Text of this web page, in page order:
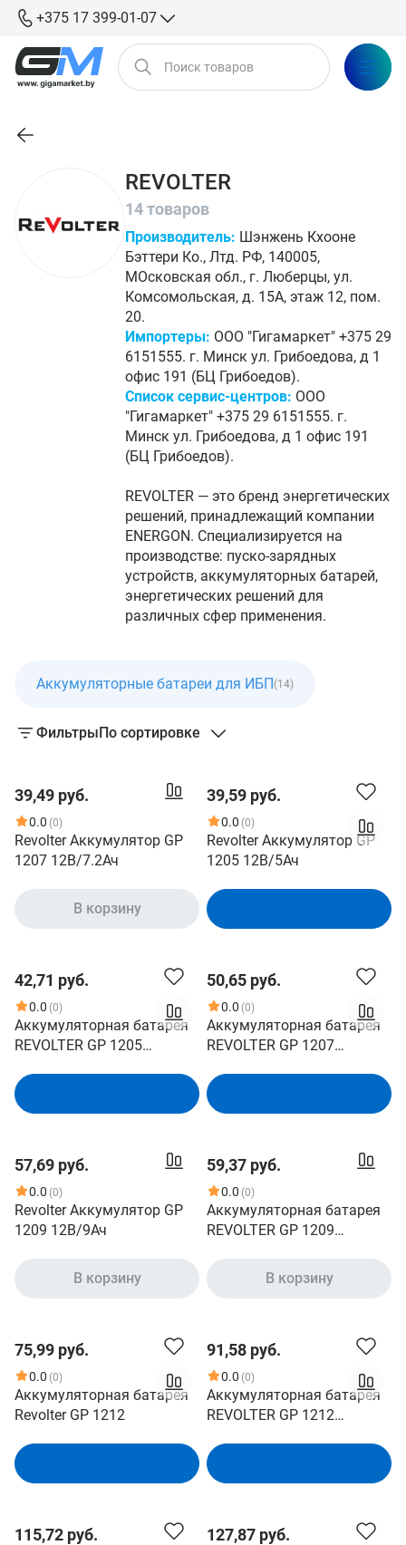
+375 17 399-01-07
REVOLTER
14 товаров
Производитель: Шэнжень Кхооне
Бэттери Ко., Лтд. РФ, 140005,
МОсковская обл., г. Люберцы, ул.
Комсомольская, д. 15А, этаж 12, пом.
20.
Импортеры: ООО "Гигамаркет" +375 29
6151555. г. Минск ул. Грибоедова, д 1
офис 191 (БЦ Грибоедов).
Список сервис-центров: ООО
"Гигамаркет" +375 29 6151555. г.
Минск ул. Грибоедова, д 1 офис 191
(БЦ Грибоедов).
REVOLTER — это бренд энергетических
решений, принадлежащий компании
ENERGON. Специализируется на
производстве: пуско-зарядных
устройств, аккумуляторных батарей,
энергетических решений для
различных сфер применения.
Аккумуляторные батареи для ИБП(14)
ФильтрыПо сортировке
39,49 руб.
0.0 (0)
Revolter Аккумулятор GP
1207 12B/7.2Ач
В корзину
39,59 руб.
0.0 (0)
Revolter Аккумулятор GP
1205 12B/5Ач
42,71 руб.
0.0 (0)
Аккумуляторная батарея
REVOLTER GP 1205
5Ач, клемма F2 ДхШхВ:
90х70х102мм Полная
5лет; Гарантия 1год
(4614040020014)
50,65 руб.
0.0 (0)
Аккумуляторная батарея
REVOLTER GP 1207
7,2Ач, клемма F2 ДхШхВ:
150х65х94мм Полная
5лет; Гарантия 1год
(4614040020015)
57,69 руб.
0.0 (0)
Revolter Аккумулятор GP
1209 12B/9Ач
В корзину
59,37 руб.
0.0 (0)
Аккумуляторная батарея
REVOLTER GP 1209
9Ач, клемма F2 ДхШхВ:
151х65х94мм Полная
5лет; Гарантия 1год
(4614040020016)
В корзину
75,99 руб.
0.0 (0)
Аккумуляторная батарея
Revolter GP 1212
91,58 руб.
0.0 (0)
Аккумуляторная батарея
REVOLTER GP 1212
12Ач, клемма F2 ДхШхВ:
151х98х95мм Полная
5лет; Гарантия 1год
115,72 руб. 127,87 руб.